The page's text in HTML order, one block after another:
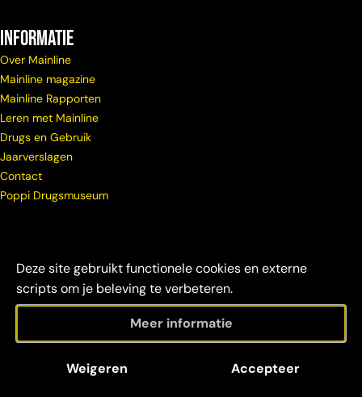
Deze site gebruikt functionele cookies en externe
scripts om je beleving te verbeteren.
Meer informatie
Weigeren Accepteer
Informatie
Over Mainline
Mainline magazine
Mainline Rapporten
Leren met Mainline
Drugs en Gebruik
Jaarverslagen
Contact
Poppi Drugsmuseum
Mainline 2026
verantwoordelijkheid
credits